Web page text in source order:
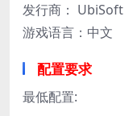
发行商： UbiSoft
游戏语言：中文
配置要求
最低配置: